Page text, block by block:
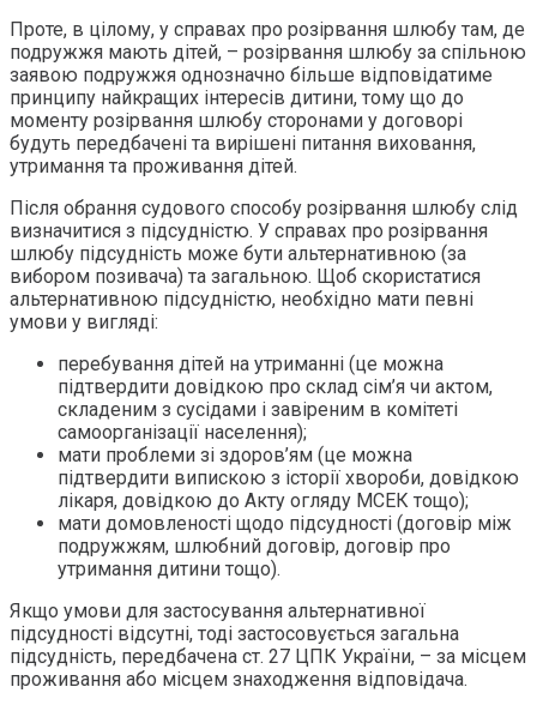
Проте, в цілому, у справах про розірвання шлюбу там, де
подружжя мають дітей, – розірвання шлюбу за спільною
заявою подружжя однозначно більше відповідатиме
принципу найкращих інтересів дитини, тому що до
моменту розірвання шлюбу сторонами у договорі
будуть передбачені та вирішені питання виховання,
утримання та проживання дітей.
Після обрання судового способу розірвання шлюбу слід
визначитися з підсудністю. У справах про розірвання
шлюбу підсудність може бути альтернативною (за
вибором позивача) та загальною. Щоб скористатися
альтернативною підсудністю, необхідно мати певні
умови у вигляді:
перебування дітей на утриманні (це можна
підтвердити довідкою про склад сім’я чи актом,
складеним з сусідами і завіреним в комітеті
самоорганізації населення);
мати проблеми зі здоров’ям (це можна
підтвердити випискою з історії хвороби, довідкою
лікаря, довідкою до Акту огляду МСЕК тощо);
мати домовленості щодо підсудності (договір між
подружжям, шлюбний договір, договір про
утримання дитини тощо).
Якщо умови для застосування альтернативної
підсудності відсутні, тоді застосовується загальна
підсудність, передбачена ст. 27 ЦПК України, – за місцем
проживання або місцем знаходження відповідача.